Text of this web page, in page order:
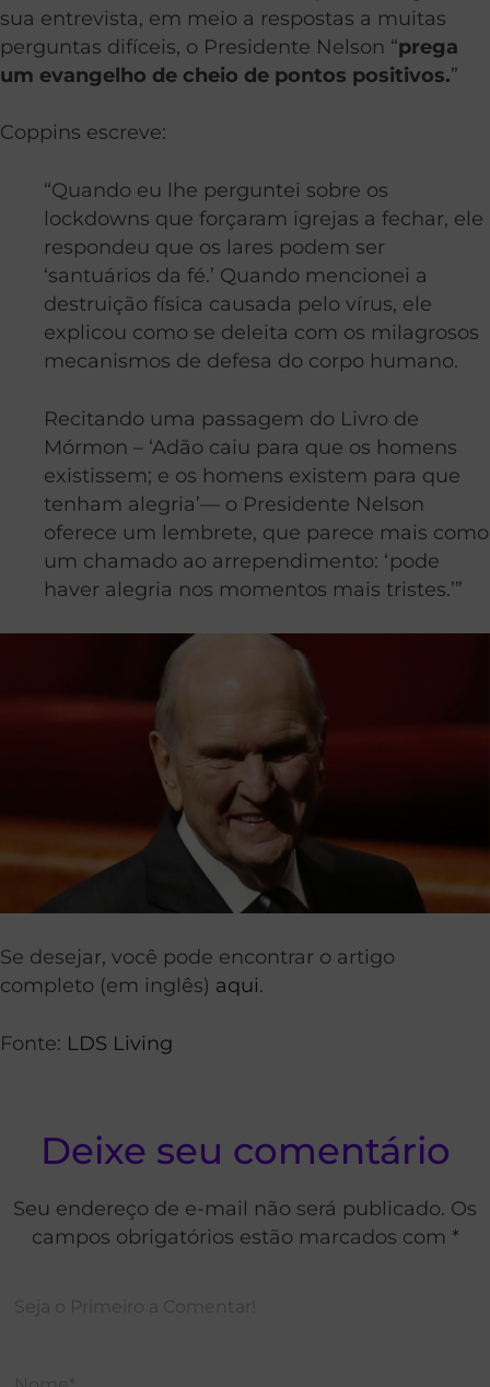
sua entrevista, em meio a respostas a muitas
perguntas difíceis, o Presidente Nelson “prega
um evangelho de cheio de pontos positivos.”
Coppins escreve:
“Quando eu lhe perguntei sobre os
lockdowns que forçaram igrejas a fechar, ele
respondeu que os lares podem ser
‘santuários da fé.’ Quando mencionei a
destruição física causada pelo vírus, ele
explicou como se deleita com os milagrosos
mecanismos de defesa do corpo humano.
Recitando uma passagem do Livro de
Mórmon – ‘Adão caiu para que os homens
existissem; e os homens existem para que
tenham alegria’— o Presidente Nelson
oferece um lembrete, que parece mais como
um chamado ao arrependimento: ‘pode
haver alegria nos momentos mais tristes.’”
Se desejar, você pode encontrar o artigo
completo (em inglês) aqui.
Fonte: LDS Living
Deixe seu comentário
Seu endereço de e-mail não será publicado. Os
campos obrigatórios estão marcados com *